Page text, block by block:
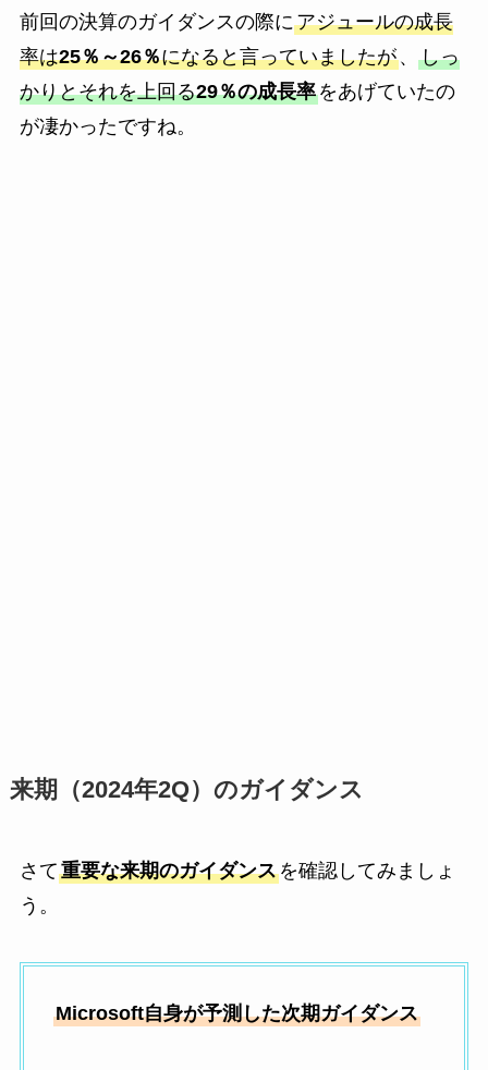
前回の決算のガイダンスの際にアジュールの成長
率は25％～26％になると言っていましたが、 しっ
かりとそれを上回る29％の成長率をあげていたの
が凄かったですね。
来期（2024年2Q）のガイダンス
さて重要な来期のガイダンスを確認してみましょ
う。
Microsoft自身が予測した次期ガイダンス